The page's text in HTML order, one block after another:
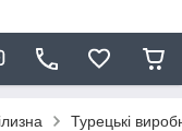
Турецькі